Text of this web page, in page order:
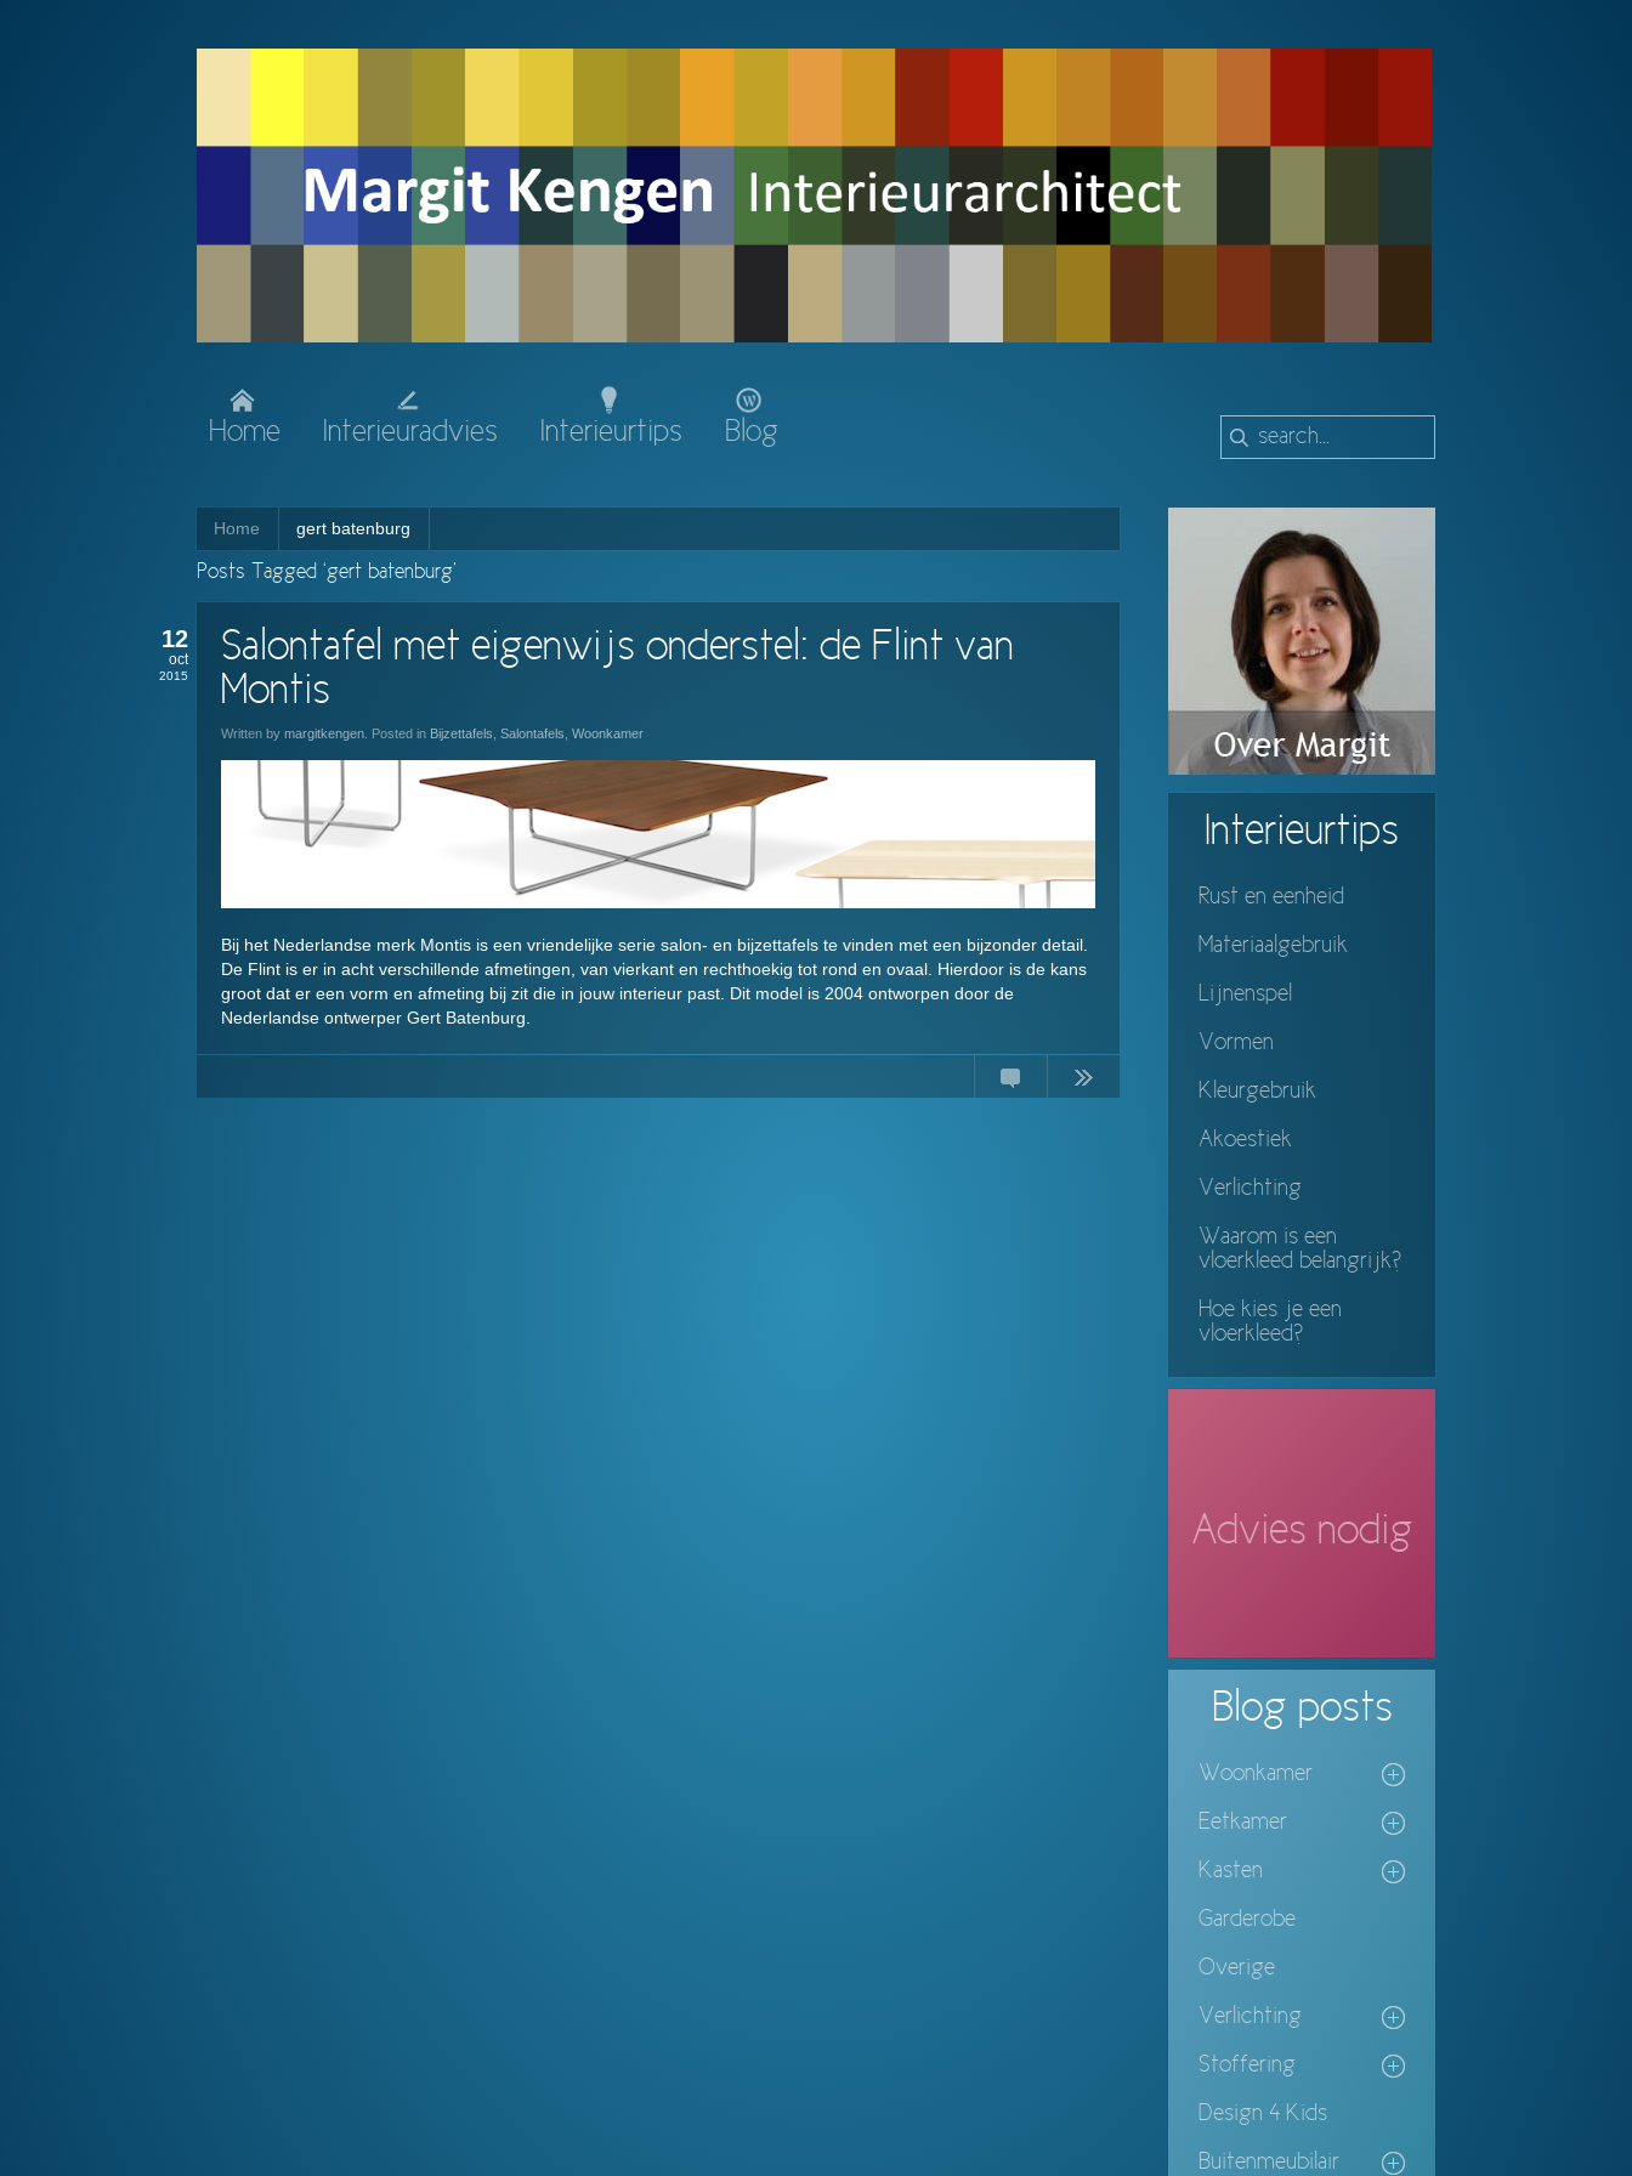
Home Interieuradvies Interieurtips Blog
Home gert batenburg
Posts Tagged ‘gert batenburg’
12
oct
2015
Salontafel met eigenwijs onderstel: de Flint van
Montis
Written by margitkengen . Posted in Bijzettafels Salontafels Woonkamer
Bij het Nederlandse merk Montis is een vriendelijke serie salon- en bijzettafels te vinden met een bijzonder detail.
De Flint is er in acht verschillende afmetingen, van vierkant en rechthoekig tot rond en ovaal. Hierdoor is de kans
groot dat er een vorm en afmeting bij zit die in jouw interieur past. Dit model is 2004 ontworpen door de
Nederlandse ontwerper Gert Batenburg.
Continue
Interieurtips
Rust en eenheid
Materiaalgebruik
Lijnenspel
Vormen
Kleurgebruik
Akoestiek
Verlichting
Waarom is een
vloerkleed belangrijk?
Hoe kies je een
vloerkleed?
Advies nodig
Blog posts
Woonkamer
Eetkamer
Kasten
Garderobe
Overige
Verlichting
Stoffering
Design 4 Kids
Buitenmeubilair